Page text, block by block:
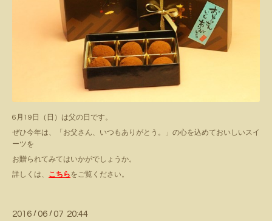
6月19日（日）は父の日です。
ぜひ今年は、「お父さん、いつもありがとう。」の心を込めておいしいスイ
ーツを
お贈られてみてはいかがでしょうか。
詳しくは、 こちらをご覧ください。
2016 / 06 / 07 20:44